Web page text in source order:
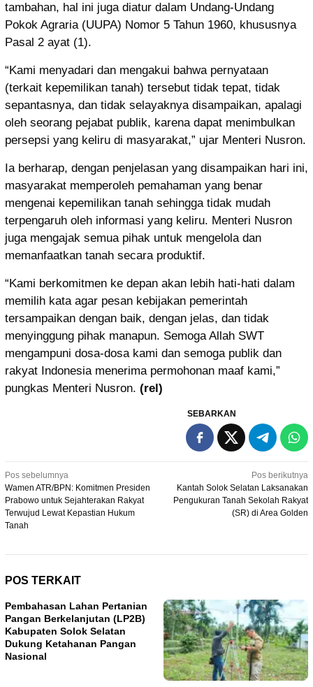
tambahan, hal ini juga diatur dalam Undang-Undang
Pokok Agraria (UUPA) Nomor 5 Tahun 1960, khususnya
Pasal 2 ayat (1).
“Kami menyadari dan mengakui bahwa pernyataan
(terkait kepemilikan tanah) tersebut tidak tepat, tidak
sepantasnya, dan tidak selayaknya disampaikan, apalagi
oleh seorang pejabat publik, karena dapat menimbulkan
persepsi yang keliru di masyarakat,” ujar Menteri Nusron.
Ia berharap, dengan penjelasan yang disampaikan hari ini,
masyarakat memperoleh pemahaman yang benar
mengenai kepemilikan tanah sehingga tidak mudah
terpengaruh oleh informasi yang keliru. Menteri Nusron
juga mengajak semua pihak untuk mengelola dan
memanfaatkan tanah secara produktif.
“Kami berkomitmen ke depan akan lebih hati-hati dalam
memilih kata agar pesan kebijakan pemerintah
tersampaikan dengan baik, dengan jelas, dan tidak
menyinggung pihak manapun. Semoga Allah SWT
mengampuni dosa-dosa kami dan semoga publik dan
rakyat Indonesia menerima permohonan maaf kami,”
pungkas Menteri Nusron. (rel)
SEBARKAN
Navigasi
pos
Pos sebelumnya
Wamen ATR/BPN: Komitmen Presiden
Prabowo untuk Sejahterakan Rakyat
Terwujud Lewat Kepastian Hukum
Tanah
Pos berikutnya
Kantah Solok Selatan Laksanakan
Pengukuran Tanah Sekolah Rakyat
(SR) di Area Golden
POS TERKAIT
Pembahasan Lahan Pertanian
Pangan Berkelanjutan (LP2B)
Kabupaten Solok Selatan
Dukung Ketahanan Pangan
Nasional